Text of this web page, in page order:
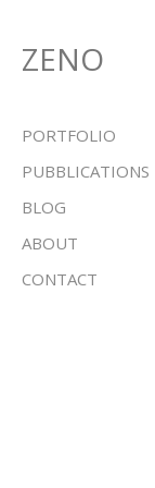
contenuto
ZENO
Menu
di
navigzione
PORTFOLIO
PUBBLICATIONS
BLOG
ABOUT
CONTACT